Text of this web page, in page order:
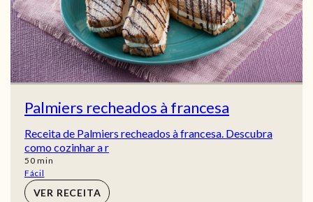
Palmiers recheados à francesa
Receita de Palmiers recheados à francesa. Descubra
como cozinhar a r
50min
min
Fácil
VER RECEITA